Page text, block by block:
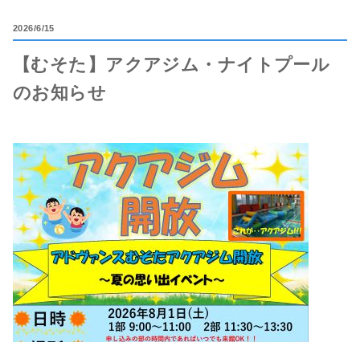
2026 6/15
【むそた】アクアジム・ナイトプール
のお知らせ